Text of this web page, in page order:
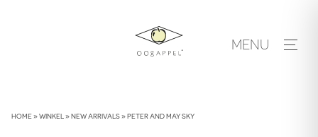
MENU
HOME»WINKEL »NEW ARRIVALS»PETER AND MAY SKY